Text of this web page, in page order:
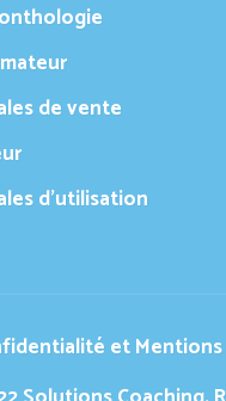
de vente
d’utilisation
et Mentions